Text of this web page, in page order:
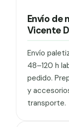
Envío de
Vicente
Envío
48–120 h
pedido.
y
transporte.